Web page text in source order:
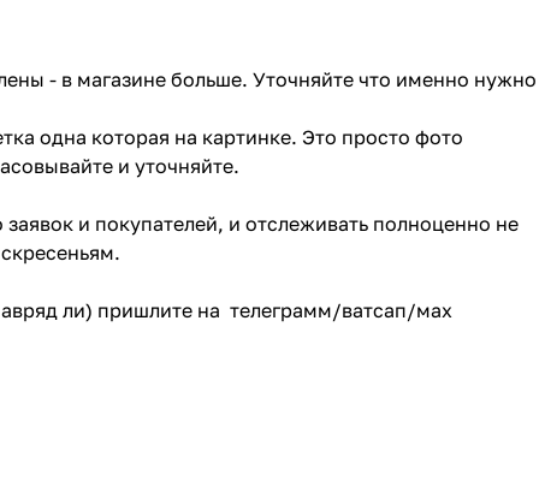
- в магазине больше. Уточняйте что именно нужно
одна которая на картинке. Это просто фото
и уточняйте.
и покупателей, и отслеживать полноценно не
ли) пришлите на телеграмм/ватсап/мах